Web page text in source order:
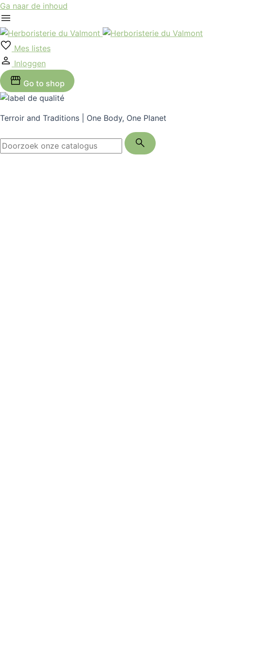
Ga naar de inhoud
Mes listes
Inloggen
Go to shop
Terroir and Traditions | One Body, One Planet